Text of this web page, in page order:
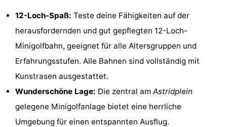
Parcs
De
Haan
Zimmer
(mit
Frühstück)
Lastminutes
Strand
Sehen
12-Loch-Spaß: Teste deine Fähigkeiten auf der
herausfordernden und gut gepflegten 12-Loch-
Minigolfbahn, geeignet für alle Altersgruppen und
Erfahrungsstufen. Alle Bahnen sind vollständig mit
Kunstrasen ausgestattet.
Wunderschöne Lage: Die zentral am Astridplein
gelegene Minigolfanlage bietet eine herrliche
Umgebung für einen entspannten Ausflug.